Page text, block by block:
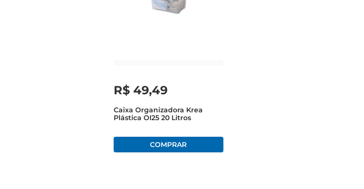
ela se torna um item indispensável no dia a dia.
R$ 49,49
Caixa Organizadora Krea
Plástica OI25 20 Litros